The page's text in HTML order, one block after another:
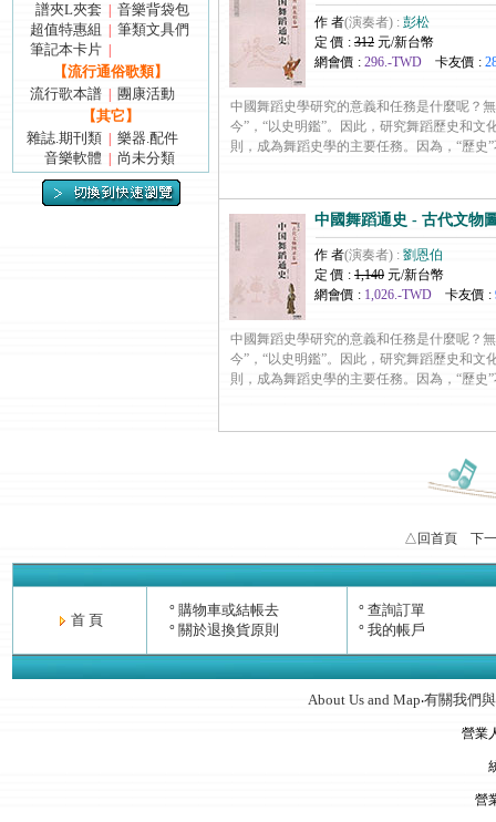
譜夾L夾套
音樂背袋包
超值特惠組
筆類文具們
筆記本卡片
【流行通俗歌類】
流行歌本譜
團康活動
【其它】
雜誌.期刊類
樂器.配件
音樂軟體
尚未分類
作 者(演奏者) : 彭松
定 價 : 312 元/新台幣
網會價 : 296.-TWD 卡友價 :
中國舞蹈史學研究的意義和任務是什麼呢？
今”，“以史明鑑”。因此，研究舞蹈歷史和文
則，成為舞蹈史學的主要任務。因為，“歷史
中國舞蹈通史 - 古代文物
作 者(演奏者) : 劉恩伯
定 價 : 1,140 元/新台幣
網會價 : 1,026.-TWD 卡友價 :
中國舞蹈史學研究的意義和任務是什麼呢？
今”，“以史明鑑”。因此，研究舞蹈歷史和文
則，成為舞蹈史學的主要任務。因為，“歷史
△回首頁 下
首 頁
° 購物車或結帳去
° 關於退換貨原則
° 查詢訂單
° 我的帳戶
About Us and Map‧有關我們
營業
營